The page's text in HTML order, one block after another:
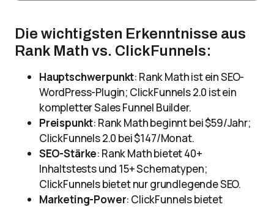
Die wichtigsten Erkenntnisse aus
Rank Math vs. ClickFunnels:
Hauptschwerpunkt: Rank Math ist ein SEO-
WordPress-Plugin; ClickFunnels 2.0 ist ein
kompletter Sales Funnel Builder.
Preispunkt: Rank Math beginnt bei $59/Jahr;
ClickFunnels 2.0 bei $147/Monat.
SEO-Stärke: Rank Math bietet 40+
Inhaltstests und 15+ Schematypen;
ClickFunnels bietet nur grundlegende SEO.
Marketing-Power: ClickFunnels bietet